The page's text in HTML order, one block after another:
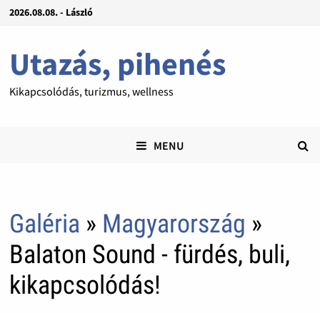
2026.08.08. - László
Utazás, pihenés
Kikapcsolódás, turizmus, wellness
MENU
Galéria » Magyarország »
Balaton Sound - fürdés, buli,
kikapcsolódás!